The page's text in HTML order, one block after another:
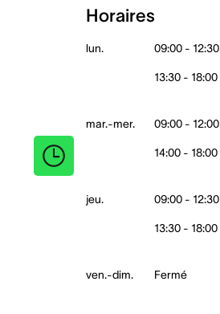
Horaires
lun. 09:00 - 12:30
13:30 - 18:00
mar.-mer. 09:00 - 12:00
14:00 - 18:00
jeu. 09:00 - 12:30
13:30 - 18:00
ven.-dim. Fermé